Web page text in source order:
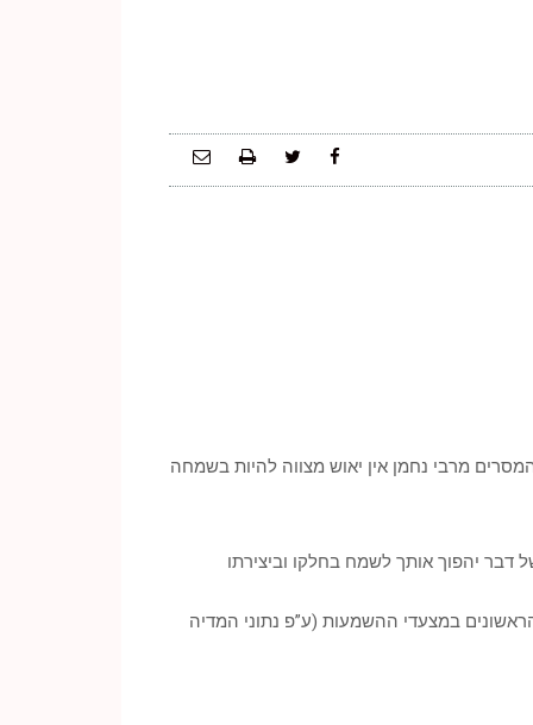
מרבי נחמן אין יאוש מצווה להיות בשמחה
דבר יהפוך אותך לשמח בחלקו וביצירתו
במצעדי ההשמעות (ע”פ נתוני המדיה